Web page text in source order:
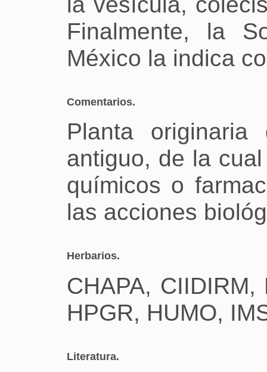
Finalmente, la
México la indica
Comentarios.
Planta
antiguo, de la
químicos o
las acciones
Herbarios.
CHAPA,
HPGR, HUMO,
Literatura.